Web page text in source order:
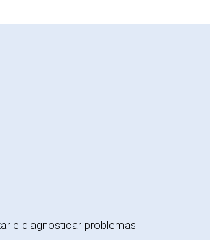
e diagnosticar problemas